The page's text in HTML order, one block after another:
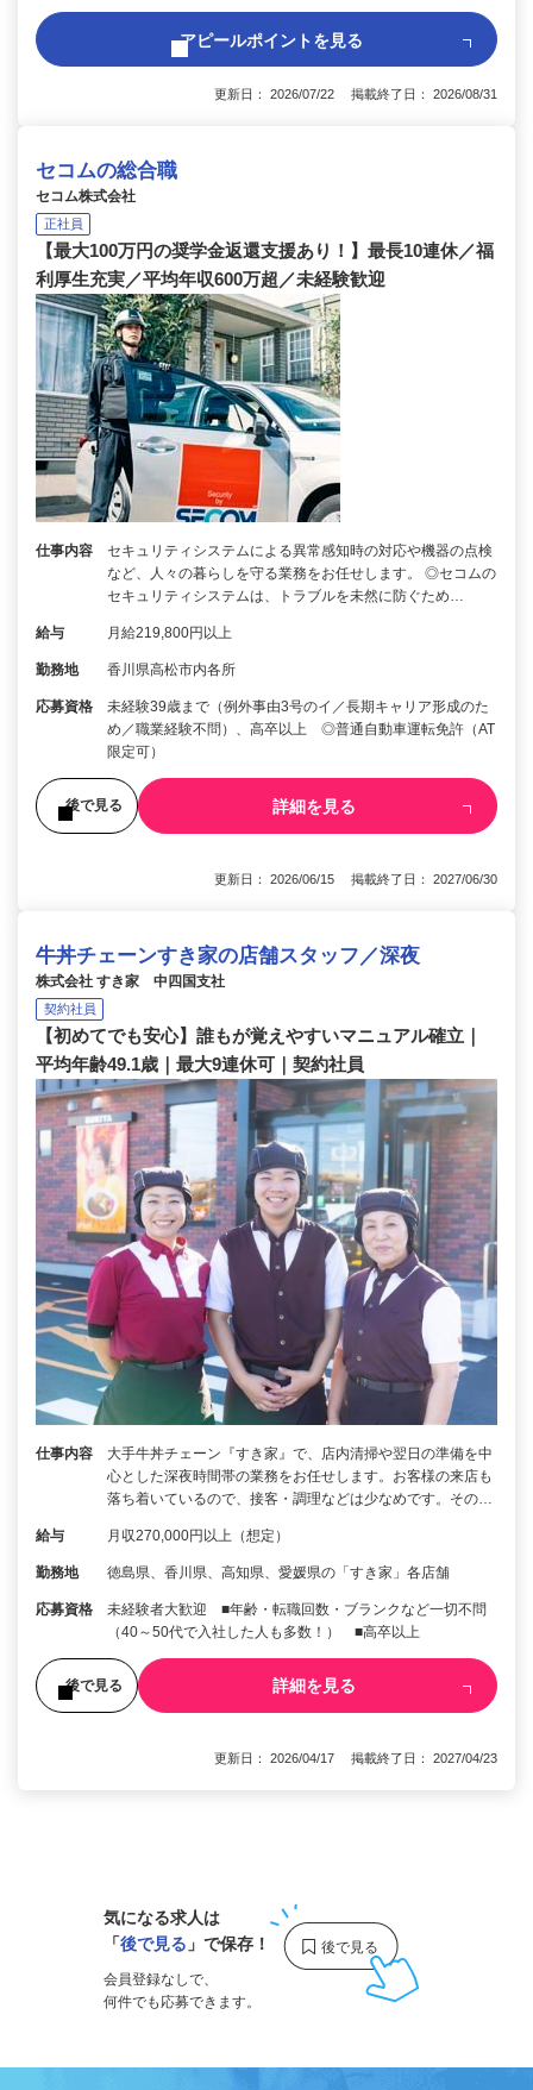
アピールポイントを見る
更新日： 2026/07/22 掲載終了日： 2026/08/31
セコムの総合職
セコム株式会社
正社員
【最大100万円の奨学金返還支援あり！】最長10連休／福
利厚生充実／平均年収600万超／未経験歓迎
仕事内容
セキュリティシステムによる異常感知時の対応や機器の点検
など、人々の暮らしを守る業務をお任せします。 ◎セコムの
セキュリティシステムは、トラブルを未然に防ぐため…
給与 月給219,800円以上
勤務地 香川県高松市内各所
応募資格
未経験39歳まで（例外事由3号のイ／長期キャリア形成のた
め／職業経験不問）、高卒以上 ◎普通自動車運転免許（AT
限定可）
後で見る 詳細を見る
更新日： 2026/06/15 掲載終了日： 2027/06/30
牛丼チェーンすき家の店舗スタッフ／深夜
株式会社 すき家 中四国支社
契約社員
【初めてでも安心】誰もが覚えやすいマニュアル確立｜
平均年齢49.1歳｜最大9連休可｜契約社員
仕事内容
大手牛丼チェーン『すき家』で、店内清掃や翌日の準備を中
心とした深夜時間帯の業務をお任せします。お客様の来店も
落ち着いているので、接客・調理などは少なめです。その…
給与 月収270,000円以上（想定）
勤務地 徳島県、香川県、高知県、愛媛県の「すき家」各店舗
応募資格
未経験者大歓迎 ■年齢・転職回数・ブランクなど一切不問
（40～50代で入社した人も多数！） ■高卒以上
後で見る 詳細を見る
更新日： 2026/04/17 掲載終了日： 2027/04/23
気になる求人は
「後で見る 」で保存！
会員登録なしで、
何件でも応募できます。